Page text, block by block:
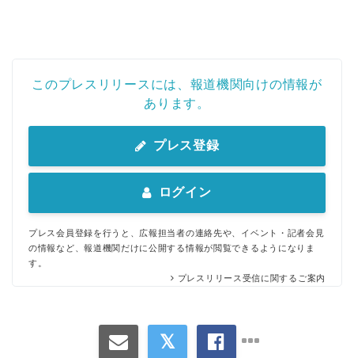
このプレスリリースには、報道機関向けの情報が
あります。
プレス登録
ログイン
プレス会員登録を行うと、広報担当者の連絡先や、イベント・記者会見
の情報など、報道機関だけに公開する情報が閲覧できるようになりま
す。
プレスリリース受信に関するご案内